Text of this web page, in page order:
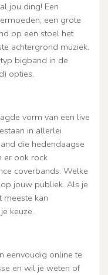
jou ding! Een
een grote
op een stoel het
achtergrond muziek.
bigband in de
opties.
vorm van een live
in allerlei
die hedendaagse
er ook rock
coverbands. Welke
jouw publiek. Als je
kan
keuze.
eenvoudig online te
en wil je weten of